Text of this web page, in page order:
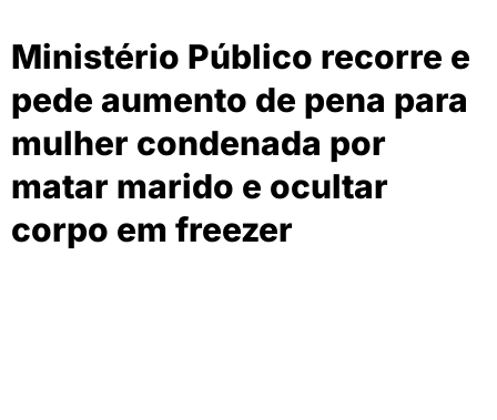
Ministério Público recorre e
pede aumento de pena para
mulher condenada por
matar marido e ocultar
corpo em freezer